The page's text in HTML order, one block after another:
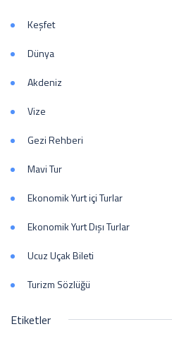
Keşfet
Dünya
Akdeniz
Vize
Gezi Rehberi
Mavi Tur
Ekonomik Yurt içi Turlar
Ekonomik Yurt Dışı Turlar
Ucuz Uçak Bileti
Turizm Sözlüğü
Etiketler